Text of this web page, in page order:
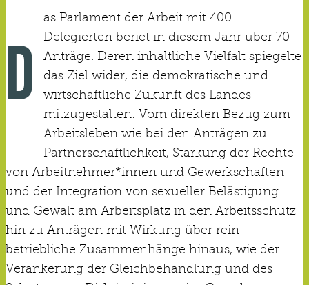
D
as Parlament der Arbeit mit 400
Delegierten beriet in diesem Jahr über 70
Anträge. Deren inhaltliche Vielfalt spiegelte
das Ziel wider, die demokratische und
wirtschaftliche Zukunft des Landes
mitzugestalten: Vom direkten Bezug zum
Arbeitsleben wie bei den Anträgen zu
Partnerschaftlichkeit, Stärkung der Rechte
von Arbeitnehmer*innen und Gewerkschaften
und der Integration von sexueller Belästigung
und Gewalt am Arbeitsplatz in den Arbeitsschutz
hin zu Anträgen mit Wirkung über rein
betriebliche Zusammenhänge hinaus, wie der
Verankerung der Gleichbehandlung und des